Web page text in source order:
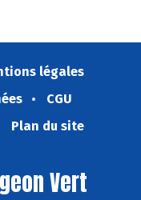
légales
CGU
Plan du site
Vert